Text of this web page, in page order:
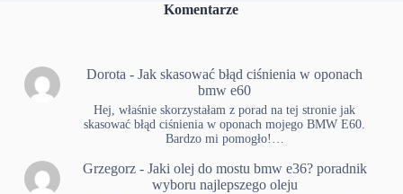
Komentarze
Dorota -Jak skasować błąd ciśnienia w oponach
bmw e60
Hej, właśnie skorzystałam z porad na tej stronie jak
skasować błąd ciśnienia w oponach mojego BMW E60.
Bardzo mi pomogło!…
Grzegorz- Jaki olej do mostu bmw e36? poradnik
wyboru najlepszego oleju